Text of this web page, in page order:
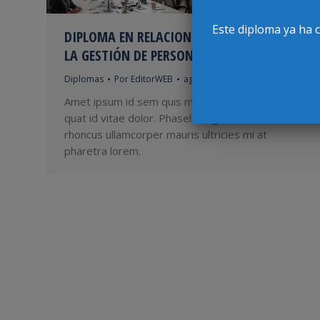
DIPLOMA EN RELACIONES LABORALES PARA
LA GESTIÓN DE PERSONAS
Diplomas Por EditorWEB agosto 20, 2021
Amet ipsum id sem quis mauris porttitor conse
quat id vitae dolor. Phasellus ligula velit molestie
rhoncus ullamcorper mauris ultricies mi at
pharetra lorem.
Este diploma ya ha